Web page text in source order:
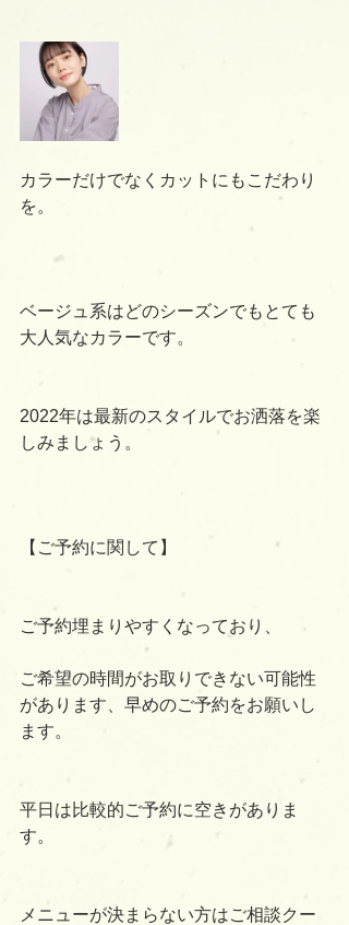
カラーだけでなくカットにもこだわり
を。
ベージュ系はどのシーズンでもとても
大人気なカラーです。
2022年は最新のスタイルでお洒落を楽
しみましょう。
【ご予約に関して】
ご予約埋まりやすくなっており、
ご希望の時間がお取りできない可能性
があります、早めのご予約をお願いし
ます。
平日は比較的ご予約に空きがありま
す。
メニューが決まらない方はご相談クー